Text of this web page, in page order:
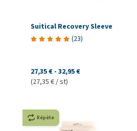
Suitical Recovery Sleeve
(23)
27,35 € - 32,95 €
(27,35 € / st)
Répète